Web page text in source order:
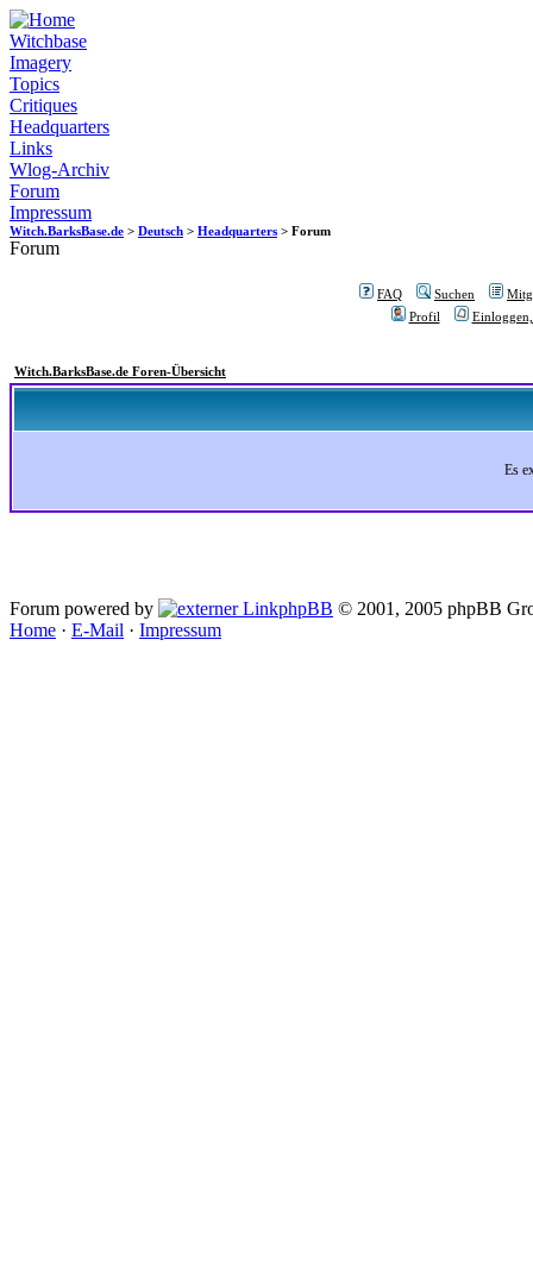
Witchbase
Imagery
Topics
Critiques
Headquarters
Links
Wlog-Archiv
Forum
Impressum
Witch.BarksBase.de > Deutsch > Headquarters > Forum
Forum
FAQ Suchen
Profil
Witch.BarksBase.de Foren-Übersicht
Es
Forum powered by phpBB © 2001, 2005 phpBB
Home · E-Mail · Impressum